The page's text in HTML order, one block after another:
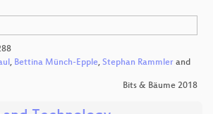
, Bettina Münch-Epple, Stephan Rammler and
Bits & Bäume 2018